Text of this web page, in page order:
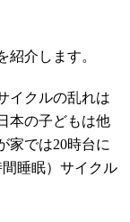
紹介します。
イクルの乱れは
本の子どもは他
家では20時台に
間睡眠）サイクル